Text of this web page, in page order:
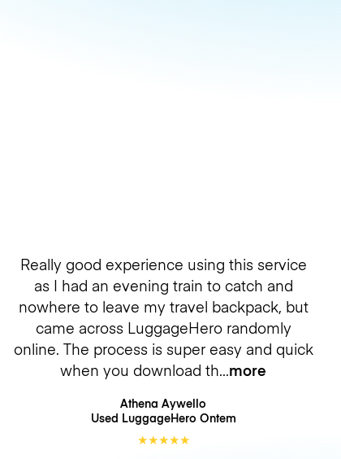
Really good experience using this service
as I had an evening train to catch and
nowhere to leave my travel backpack, but
came across LuggageHero randomly
online. The process is super easy and quick
when you download th more
Athena Aywello
Used LuggageHero Ontem
★★★★★